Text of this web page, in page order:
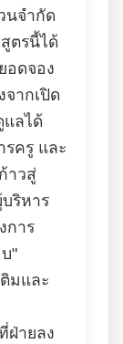
จำกัด
ตรนี้ได้
อดจอง
จากเปิด
แลได้
ครู และ
าวสู่
ริหาร
การ
"
มและ
ายลง